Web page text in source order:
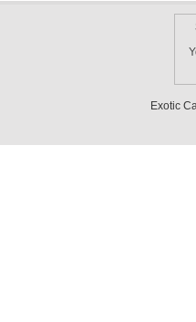
Exotic